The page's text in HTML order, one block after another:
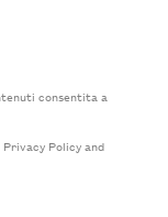
consentita a
Privacy Policyand